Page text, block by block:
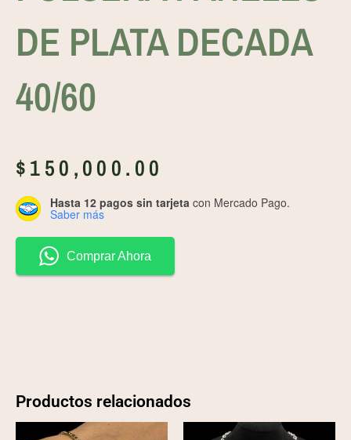
DE PLATA DECADA
40/60
$150,000.00
Hasta 12 pagos sin tarjeta con Mercado Pago.
Saber más
Comprar Ahora
Productos relacionados